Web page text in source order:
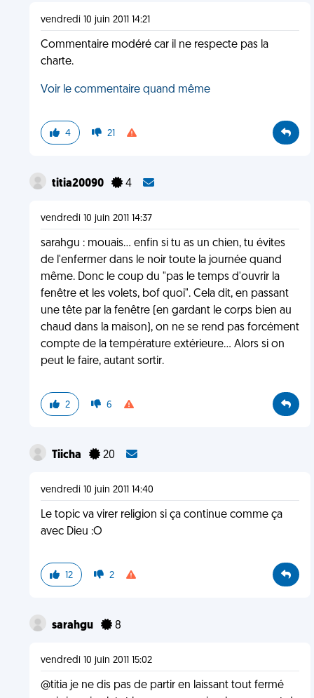
vendredi 10 juin 2011 14:21
Commentaire modéré car il ne respecte pas la
charte.
Voir le commentaire quand même
4 21
titia20090 4
vendredi 10 juin 2011 14:37
sarahgu : mouais... enfin si tu as un chien, tu évites
de l'enfermer dans le noir toute la journée quand
même. Donc le coup du "pas le temps d'ouvrir la
fenêtre et les volets, bof quoi". Cela dit, en passant
une tête par la fenêtre (en gardant le corps bien au
chaud dans la maison), on ne se rend pas forcément
compte de la température extérieure... Alors si on
peut le faire, autant sortir.
2 6
Tiicha 20
vendredi 10 juin 2011 14:40
Le topic va virer religion si ça continue comme ça
avec Dieu :O
12 2
sarahgu 8
vendredi 10 juin 2011 15:02
@titia je ne dis pas de partir en laissant tout fermé